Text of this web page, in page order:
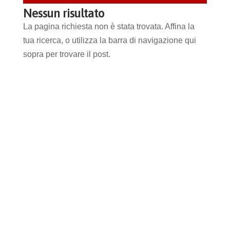
Nessun risultato
La pagina richiesta non è stata trovata. Affina la
tua ricerca, o utilizza la barra di navigazione qui
sopra per trovare il post.